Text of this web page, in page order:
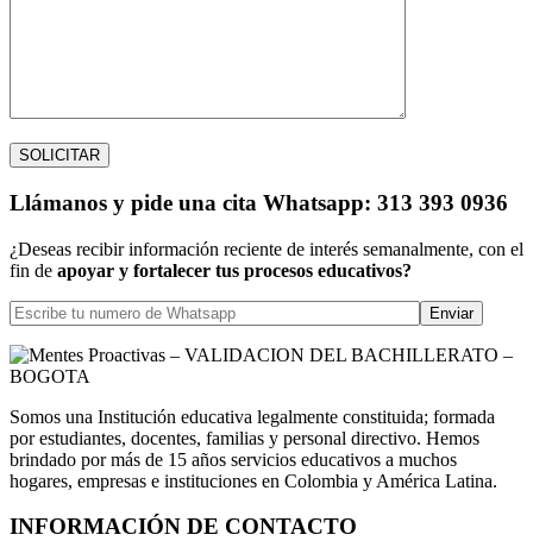
Llámanos y pide una cita Whatsapp: 313 393 0936
¿Deseas recibir información reciente de interés semanalmente, con el
fin de apoyar y fortalecer tus procesos educativos?
Somos una Institución educativa legalmente constituida; formada
por estudiantes, docentes, familias y personal directivo. Hemos
brindado por más de 15 años servicios educativos a muchos
hogares, empresas e instituciones en Colombia y América Latina.
INFORMACIÓN DE CONTACTO